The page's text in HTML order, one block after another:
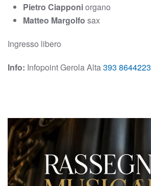
Pietro Ciapponiorgano
Matteo Margolfo sax
Ingresso libero
Info: Infopoint Gerola Alta 393 8644223